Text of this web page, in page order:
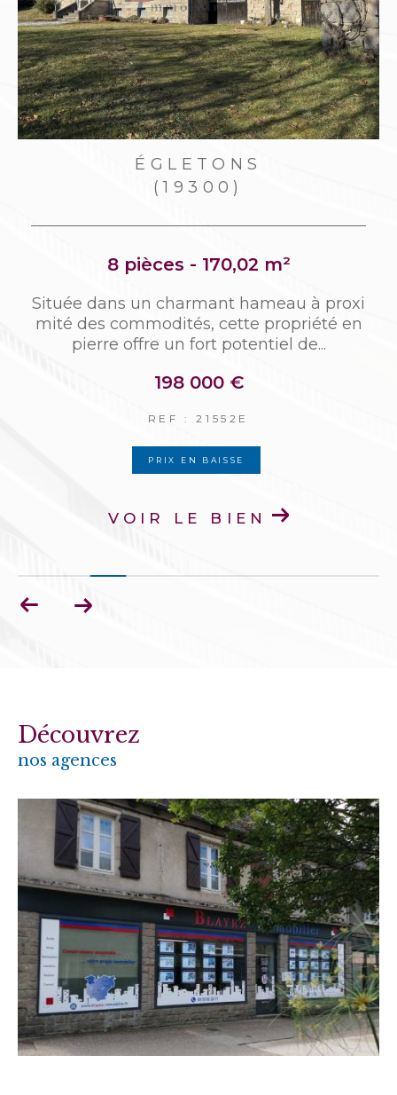
ÉGLETONS
(19300)
8 pièces - 170,02 m²
Située dans un charmant hameau à proxi
mité des commodités, cette propriété en
pierre offre un fort potentiel de...
198 000 €
REF : 21552E
PRIX EN BAISSE
VOIR LE BIEN
Découvrez
nos agences